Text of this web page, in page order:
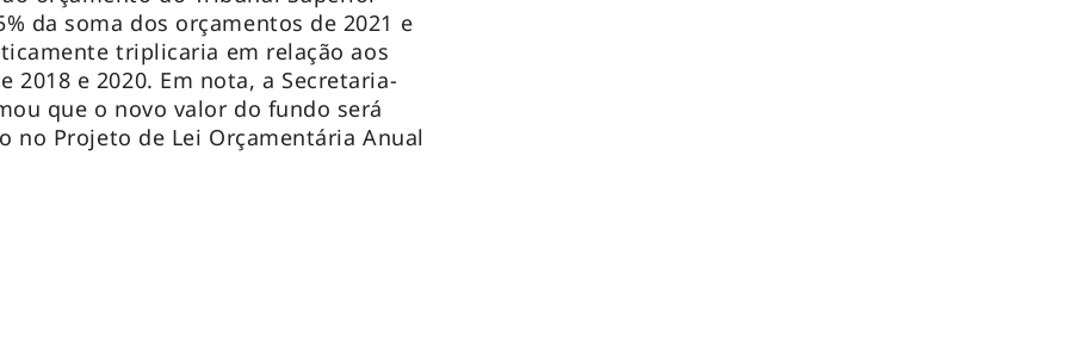
da soma dos orçamentos de 2021 e
triplicaria em relação aos
2018 e 2020. Em nota, a Secretaria-
que o novo valor do fundo será
no Projeto de Lei Orçamentária Anual